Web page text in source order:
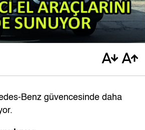
Benz güvencesinde daha